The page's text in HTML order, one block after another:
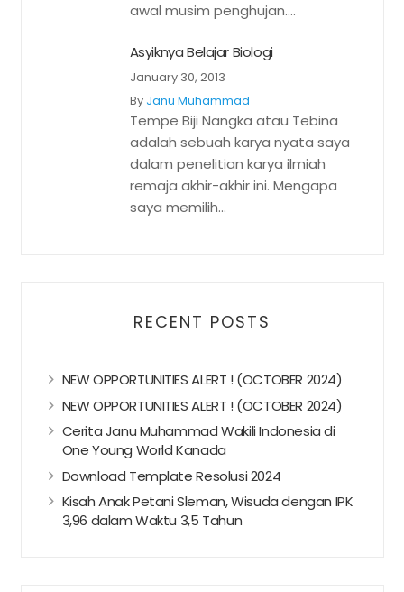
awal musim penghujan....
Asyiknya Belajar Biologi
January 30, 2013
By Janu Muhammad
Tempe Biji Nangka atau Tebina
adalah sebuah karya nyata saya
dalam penelitian karya ilmiah
remaja akhir-akhir ini. Mengapa
saya memilih...
RECENT POSTS
NEW OPPORTUNITIES ALERT ! (OCTOBER 2024)
NEW OPPORTUNITIES ALERT ! (OCTOBER 2024)
Cerita Janu Muhammad Wakili Indonesia di
One Young World Kanada
Download Template Resolusi 2024
Kisah Anak Petani Sleman, Wisuda dengan IPK
3,96 dalam Waktu 3,5 Tahun